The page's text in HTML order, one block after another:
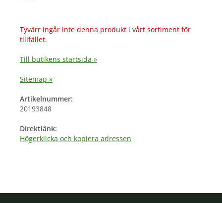
Tyvärr ingår inte denna produkt i vårt sortiment för
tillfället.
Till butikens startsida »
Sitemap »
Artikelnummer:
20193848
Direktlänk:
Högerklicka och kopiera adressen